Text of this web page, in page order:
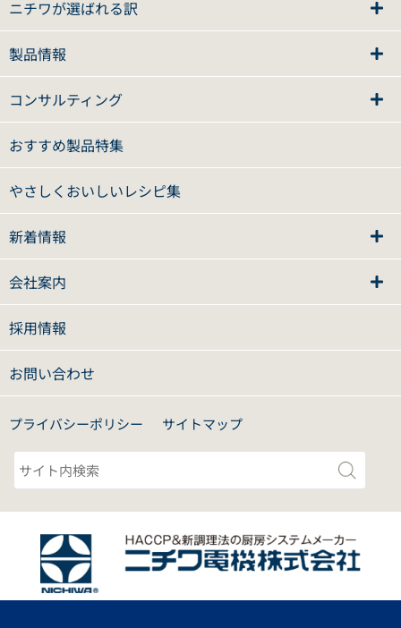
ニチワが選ばれる訳
製品情報
コンサルティング
おすすめ製品特集
やさしくおいしいレシピ集
新着情報
会社案内
採用情報
お問い合わせ
プライバシーポリシー サイトマップ